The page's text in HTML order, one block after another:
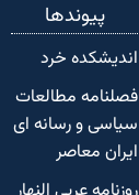
پیوندها
اندیشکده‌ خرد
فصلنامه مطالعات
سیاسی و رسانه ای
ایران معاصر